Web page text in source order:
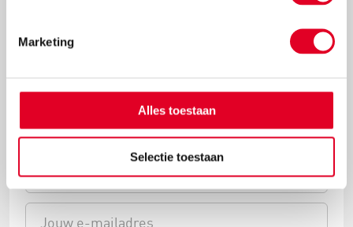
Marketing
Alles toestaan
Selectie toestaan